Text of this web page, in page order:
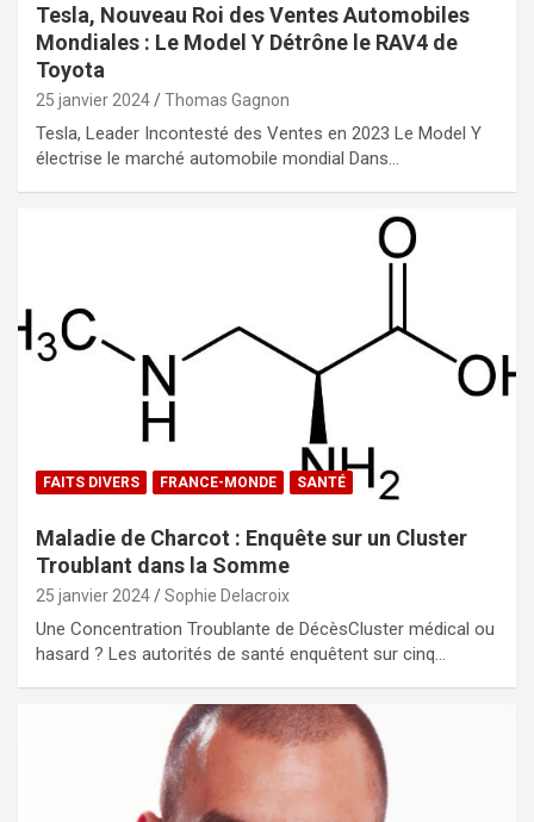
Tesla, Nouveau Roi des Ventes Automobiles
Mondiales : Le Model Y Détrône le RAV4 de
Toyota
25 janvier 2024 Thomas Gagnon
Tesla, Leader Incontesté des Ventes en 2023 Le Model Y
électrise le marché automobile mondial Dans…
FAITS DIVERS FRANCE-MONDE SANTÉ
Maladie de Charcot : Enquête sur un Cluster
Troublant dans la Somme
25 janvier 2024 Sophie Delacroix
Une Concentration Troublante de DécèsCluster médical ou
hasard ? Les autorités de santé enquêtent sur cinq…